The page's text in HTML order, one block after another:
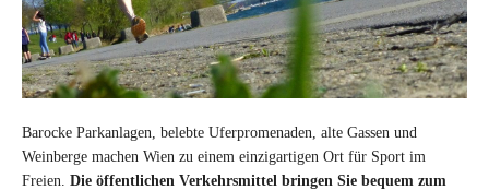
Barocke Parkanlagen, belebte Uferpromenaden, alte Gassen und
Weinberge machen Wien zu einem einzigartigen Ort für Sport im
Freien. Die öffentlichen Verkehrsmittel bringen Sie bequem zum